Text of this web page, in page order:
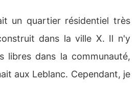
un quartier résidentiel très
dans la ville X. Il n'y
libres dans la communauté,
aux Leblanc. Cependant, je